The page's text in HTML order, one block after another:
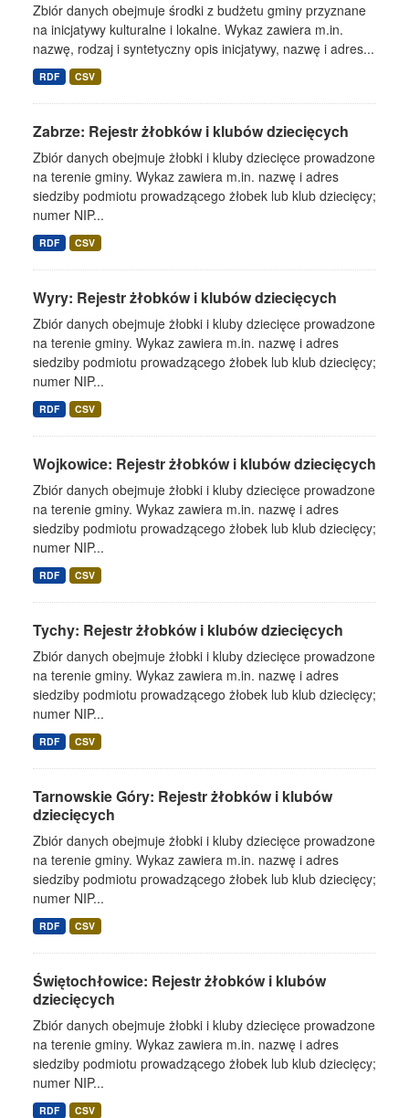
Zbiór danych obejmuje środki z budżetu gminy przyznane
na inicjatywy kulturalne i lokalne. Wykaz zawiera m.in.
nazwę, rodzaj i syntetyczny opis inicjatywy, nazwę i adres...
RDF CSV
Zabrze: Rejestr żłobków i klubów dziecięcych
Zbiór danych obejmuje żłobki i kluby dziecięce prowadzone
na terenie gminy. Wykaz zawiera m.in. nazwę i adres
siedziby podmiotu prowadzącego żłobek lub klub dziecięcy;
numer NIP...
RDF CSV
Wyry: Rejestr żłobków i klubów dziecięcych
Zbiór danych obejmuje żłobki i kluby dziecięce prowadzone
na terenie gminy. Wykaz zawiera m.in. nazwę i adres
siedziby podmiotu prowadzącego żłobek lub klub dziecięcy;
numer NIP...
RDF CSV
Wojkowice: Rejestr żłobków i klubów dziecięcych
Zbiór danych obejmuje żłobki i kluby dziecięce prowadzone
na terenie gminy. Wykaz zawiera m.in. nazwę i adres
siedziby podmiotu prowadzącego żłobek lub klub dziecięcy;
numer NIP...
RDF CSV
Tychy: Rejestr żłobków i klubów dziecięcych
Zbiór danych obejmuje żłobki i kluby dziecięce prowadzone
na terenie gminy. Wykaz zawiera m.in. nazwę i adres
siedziby podmiotu prowadzącego żłobek lub klub dziecięcy;
numer NIP...
RDF CSV
Tarnowskie Góry: Rejestr żłobków i klubów
dziecięcych
Zbiór danych obejmuje żłobki i kluby dziecięce prowadzone
na terenie gminy. Wykaz zawiera m.in. nazwę i adres
siedziby podmiotu prowadzącego żłobek lub klub dziecięcy;
numer NIP...
RDF CSV
Świętochłowice: Rejestr żłobków i klubów
dziecięcych
Zbiór danych obejmuje żłobki i kluby dziecięce prowadzone
na terenie gminy. Wykaz zawiera m.in. nazwę i adres
siedziby podmiotu prowadzącego żłobek lub klub dziecięcy;
numer NIP...
RDF CSV